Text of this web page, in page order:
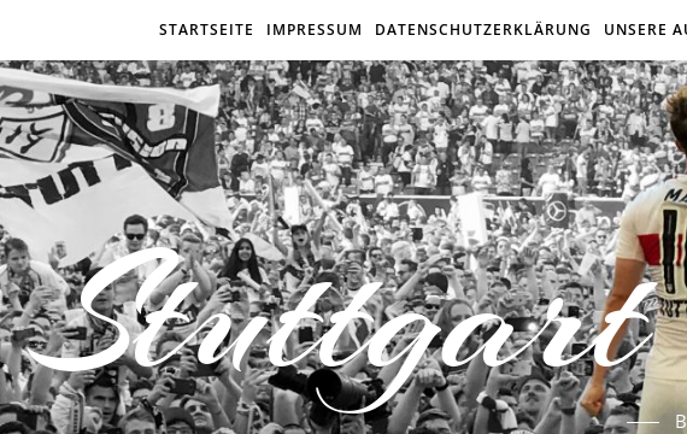
STARTSEITE IMPRESSUM DATENSCHUTZERKLÄRUNG UNSERE